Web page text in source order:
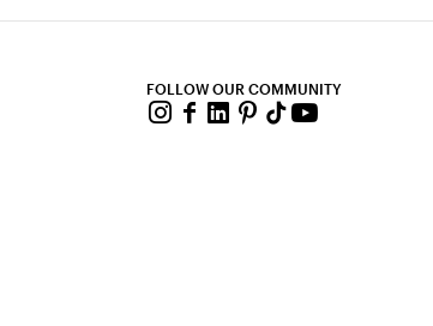
FOLLOW OUR COMMUNITY